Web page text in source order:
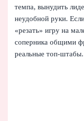
темпа, вынудить
неудобной руки.
«резать» игру на
соперника общими
реальные топ-штабы.